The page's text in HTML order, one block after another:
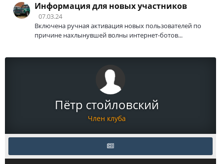
Информация для новых участников
07.03.24
Включена ручная активация новых пользователей по
причине нахлынувшей волны интернет-ботов...
Пётр стойловский
Член клуба